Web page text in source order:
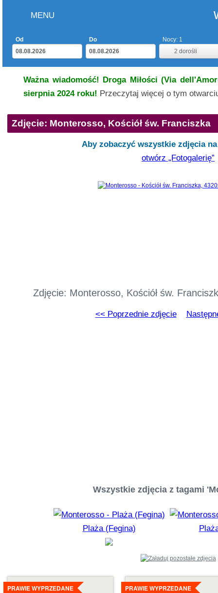
MENU
Od
Do
2 dorośli
Nocy: 1
Ważna wiadomość! Droga Miłości (Via
sierpnia 2024 roku! Przeczytaj więcej o tym
Zdjęcie: Monterosso, Kościół św. Franciszka
Aby zobaczyć wszystkie zdjęcia
otwórz „Fotogalerię”
Zdjęcie: Monterosso, Kościół św.
<< Poprzednie zdjęcie
Wszystkie zdjęcia z tagami
Plaża (Fegina)
PRAWIE WYPRZEDANE
Szczegóły
PRAWIE WYPRZEDANE
Szczegóły